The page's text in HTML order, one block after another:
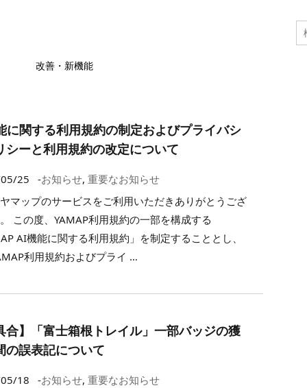
改善・新機能
に関する利用規約の制定およびプライバシ
シーと利用規約の改定について
25 -お知らせ,重要なお知らせ
マップのサービスをご利用いただきありがとうござ
この度、YAMAP利用規約の一部を構成する
AI機能に関する利用規約」を制定することとし、
利用規約およびプライ …
合】「富士箱根トレイル」一部バッジの獲
の誤表記について
18 -お知らせ,重要なお知らせ